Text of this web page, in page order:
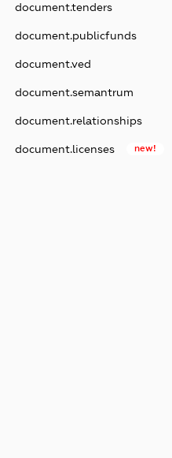
document.tenders
document.publicfunds
document.ved
document.semantrum
document.relationships
document.licenses new!